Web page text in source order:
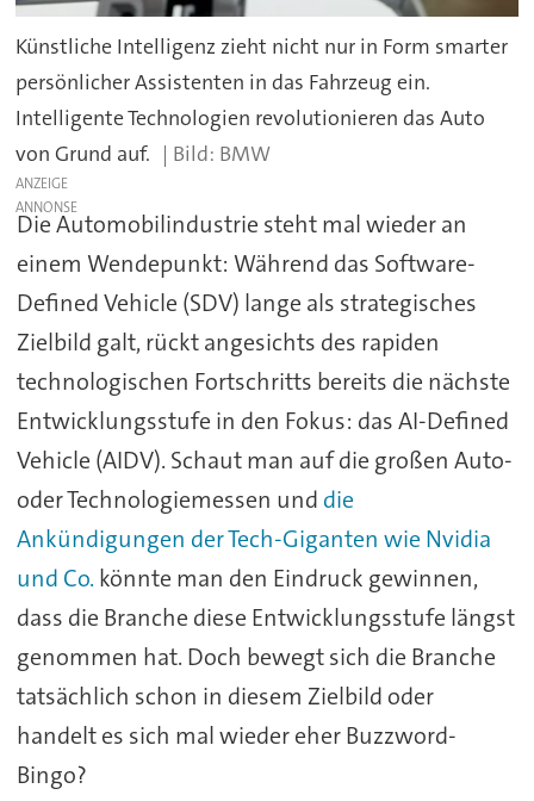
Künstliche Intelligenz zieht nicht nur in Form smarter
persönlicher Assistenten in das Fahrzeug ein.
Intelligente Technologien revolutionieren das Auto
von Grund auf.
BMW
ANZEIGE
Die Automobilindustrie steht mal wieder an
einem Wendepunkt: Während das Software-
Defined Vehicle (SDV) lange als strategisches
Zielbild galt, rückt angesichts des rapiden
technologischen Fortschritts bereits die nächste
Entwicklungsstufe in den Fokus: das AI-Defined
Vehicle (AIDV). Schaut man auf die großen Auto-
oder Technologiemessen und die
Ankündigungen der Tech-Giganten wie Nvidia
und Co. könnte man den Eindruck gewinnen,
dass die Branche diese Entwicklungsstufe längst
genommen hat. Doch bewegt sich die Branche
tatsächlich schon in diesem Zielbild oder
handelt es sich mal wieder eher Buzzword-
Bingo?